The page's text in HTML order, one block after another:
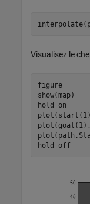
Visualisez le
figure
show(map)
hold
on
hold
off